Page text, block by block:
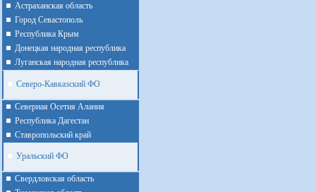
Астраханская область
Город Севастополь
Республика Крым
Донецкая народная республика
Луганская народная республика
Северо-Кавказский ФО
Северная Осетия Алания
Республика Дагестан
Ставропольский край
Уральский ФО
Cвердловская область